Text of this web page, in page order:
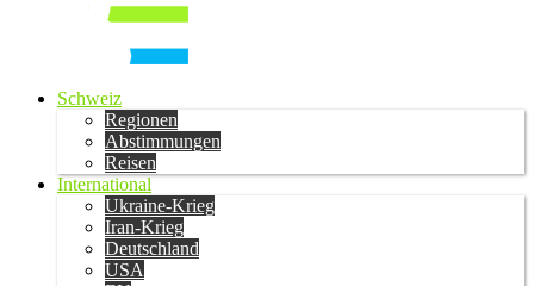
Schweiz
Regionen
Abstimmungen
Reisen
International
Ukraine-Krieg
Iran-Krieg
Deutschland
USA